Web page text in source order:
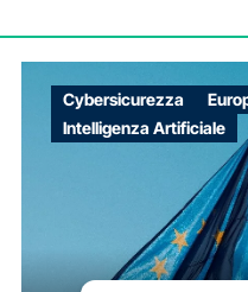
Cybersicurezza
Intelligenza Artificiale